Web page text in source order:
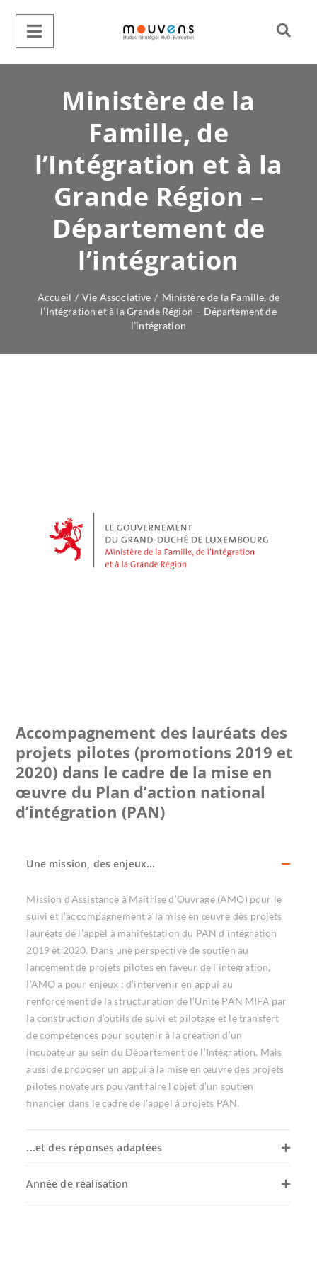
Ministère de la
Famille, de
l’Intégration et à la
Grande Région –
Département de
l’intégration
Accueil / Vie Associative / Ministère de la Famille, de
l’Intégration et à la Grande Région – Département de
l’intégration
Accompagnement des lauréats des
projets pilotes (promotions 2019 et
2020) dans le cadre de la mise en
œuvre du Plan d’action national
d’intégration (PAN)
Une mission, des enjeux...
Mission d’Assistance à Maîtrise d’Ouvrage (AMO) pour le
suivi et l’accompagnement à la mise en œuvre des projets
lauréats de l’appel à manifestation du PAN d’intégration
2019 et 2020. Dans une perspective de soutien au
lancement de projets pilotes en faveur de l’intégration,
l’AMO a pour enjeux : d’intervenir en appui au
renforcement de la structuration de l’Unité PAN MIFA par
la construction d’outils de suivi et pilotage et le transfert
de compétences pour soutenir à la création d’un
incubateur au sein du Département de l’Intégration. Mais
aussi de proposer un appui à la mise en œuvre des projets
pilotes novateurs pouvant faire l’objet d’un soutien
financier dans le cadre de l’appel à projets PAN.
...et des réponses adaptées
Année de réalisation